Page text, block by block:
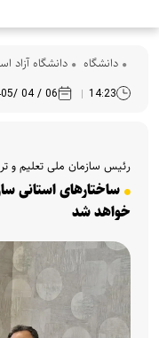
دانشگاه دانشگاه آزاد
14:23
06 / 04 /1405
رئیس سازمان ملی تعلیم و
ساختارهای استانی
خواهد شد